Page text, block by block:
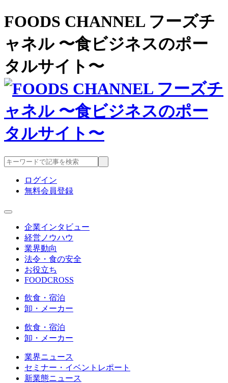
FOODS CHANNEL フーズチ
ャネル 〜食ビジネスのポー
タルサイト〜
ログイン
無料会員登録
企業インタビュー
経営ノウハウ
業界動向
法令・食の安全
お役立ち
FOODCROSS
飲食・宿泊
卸・メーカー
飲食・宿泊
卸・メーカー
業界ニュース
セミナー・イベントレポート
新業態ニュース